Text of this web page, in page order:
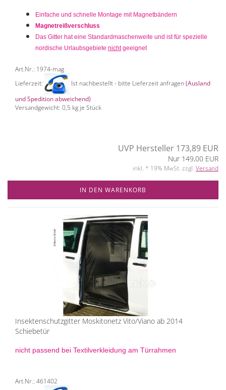
Einfache und schnelle Montage mit Magnetbändern
Magnetreißverschluss
Das Gitter hat eine Standardmaschenweite und ist für spezielle
nordische Urlaubsgebiete nichtgeeignet
Art.Nr.: 1974-mag
Lieferzeit:
Ist nachbestellt - bitte Lieferzeit anfragen (Ausland
und Spedition abweichend)
Versandgewicht: 0,5 kg je Stück
UVP Hersteller 173,89 EUR
Nur 149,00 EUR
inkl. * 19% MwSt. zzgl. Versand
IN DEN WARENKORB
Insektenschutzgitter Moskitonetz Vito/Viano ab 2014
Schiebetür
nicht passend bei Textilverkleidung am Türrahmen
Art.Nr.: 461402